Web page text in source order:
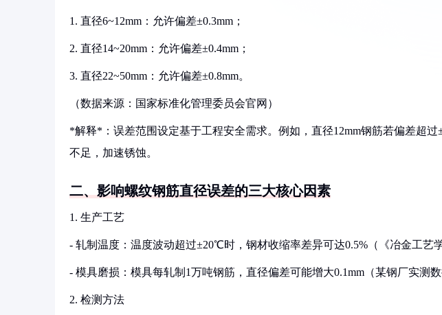
1. 直径6~12mm：允许偏差±0.3mm；
2. 直径14~20mm：允许偏差±0.4mm；
3. 直径22~50mm：允许偏差±0.8mm。
（数据来源：国家标准化管理委员会官网）
*解释*：误差范围设定基于工程安全需求。例如，直径12mm钢筋若偏差超
不足，加速锈蚀。
二、影响螺纹钢筋直径误差的三大核心因素
1. 生产工艺
- 轧制温度：温度波动超过±20℃时，钢材收缩率差异可达0.5%（《冶金工艺
- 模具磨损：模具每轧制1万吨钢筋，直径偏差可能增大0.1mm（某钢厂实测数
2. 检测方法